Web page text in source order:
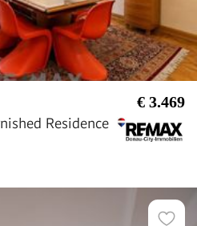
€ 3.469
Residence